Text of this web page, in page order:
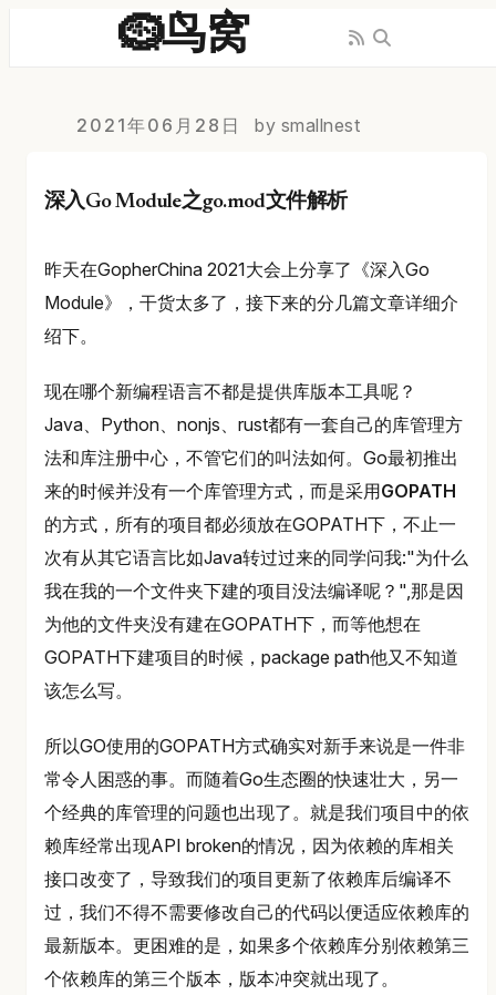
🪹鸟窝
2021年06月28日 by smallnest
深入Go Module之go.mod文件解析
昨天在GopherChina 2021大会上分享了《深入Go
Module》，干货太多了，接下来的分几篇文章详细介
绍下。
现在哪个新编程语言不都是提供库版本工具呢？
Java、Python、nonjs、rust都有一套自己的库管理方
法和库注册中心，不管它们的叫法如何。Go最初推出
来的时候并没有一个库管理方式，而是采用GOPATH
的方式，所有的项目都必须放在GOPATH下，不止一
次有从其它语言比如Java转过过来的同学问我:"为什么
我在我的一个文件夹下建的项目没法编译呢？",那是因
为他的文件夹没有建在GOPATH下，而等他想在
GOPATH下建项目的时候，package path他又不知道
该怎么写。
所以GO使用的GOPATH方式确实对新手来说是一件非
常令人困惑的事。而随着Go生态圈的快速壮大，另一
个经典的库管理的问题也出现了。就是我们项目中的依
赖库经常出现API broken的情况，因为依赖的库相关
接口改变了，导致我们的项目更新了依赖库后编译不
过，我们不得不需要修改自己的代码以便适应依赖库的
最新版本。更困难的是，如果多个依赖库分别依赖第三
个依赖库的第三个版本，版本冲突就出现了。